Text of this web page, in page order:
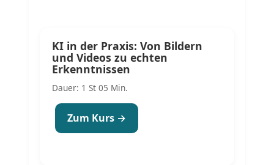
KI in der Praxis: Von Bildern
und Videos zu echten
Erkenntnissen
Dauer: 1 St 05 Min.
Zum Kurs →